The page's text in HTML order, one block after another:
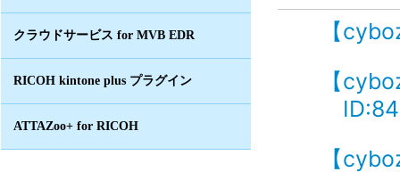
クラウドサービス for MVB EDR
RICOH kintone plus プラグイン
ATTAZoo+ for RICOH
【
【
【